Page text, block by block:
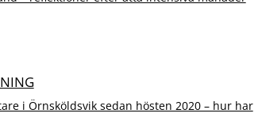
i Örnsköldsvik sedan hösten 2020 – hur har